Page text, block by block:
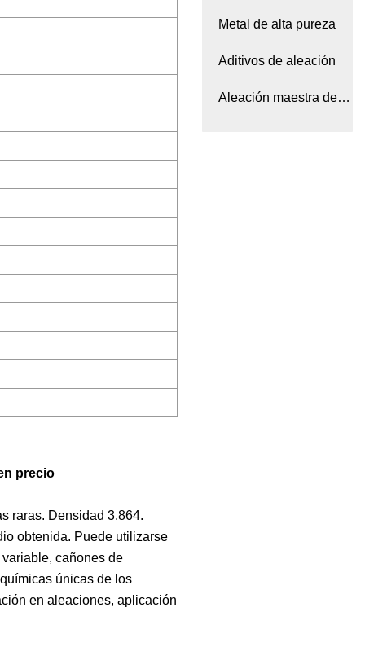
precio
raras. Densidad 3.864.
obtenida. Puede utilizarse
cañones de
únicas de los
en aleaciones, aplicación
escandio
Metal de alta pureza
Aditivos de aleación
Aleación maestra de